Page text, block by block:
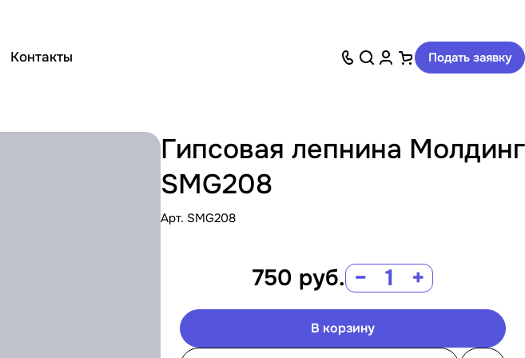
Контакты Подать заявку
Гипсовая лепнина Молдинг
SMG208
Арт. SMG208
750 руб. − +
В корзину